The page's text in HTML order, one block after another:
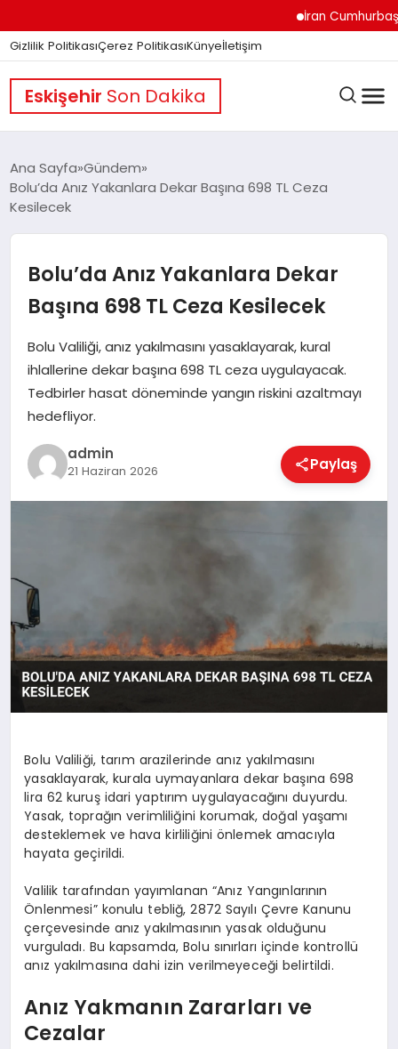
İran Cumhurbaşkanı
Gizlilik PolitikasıÇerez PolitikasıKünyeİletişim
Eskişehir Son Dakika
GÜNDEM
DÜNYA
EĞITIM
EKONOMI
MAGAZIN
SPOR
TEKNOLOJI
Ana Sayfa Gündem
Bolu’da Anız Yakanlara Dekar Başına 698 TL Ceza
Kesilecek
Bolu’da Anız Yakanlara Dekar
Başına 698 TL Ceza Kesilecek
Bolu Valiliği, anız yakılmasını yasaklayarak, kural
ihlallerine dekar başına 698 TL ceza uygulayacak.
Tedbirler hasat döneminde yangın riskini azaltmayı
hedefliyor.
admin
21 Haziran 2026 Paylaş
Bolu Valiliği, tarım arazilerinde anız yakılmasını
yasaklayarak, kurala uymayanlara dekar başına 698
lira 62 kuruş idari yaptırım uygulayacağını duyurdu.
Yasak, toprağın verimliliğini korumak, doğal yaşamı
desteklemek ve hava kirliliğini önlemek amacıyla
hayata geçirildi.
Valilik tarafından yayımlanan “Anız Yangınlarının
Önlenmesi” konulu tebliğ, 2872 Sayılı Çevre Kanunu
çerçevesinde anız yakılmasının yasak olduğunu
vurguladı. Bu kapsamda, Bolu sınırları içinde kontrollü
anız yakılmasına dahi izin verilmeyeceği belirtildi.
Anız Yakmanın Zararları ve
Cezalar